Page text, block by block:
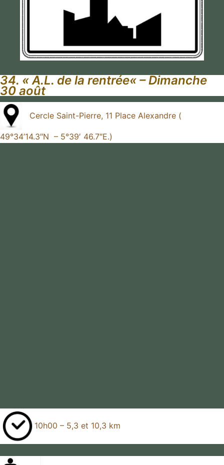
34. «A.L. de la rentrée« – Dimanche
30 août
Cercle Saint-Pierre, 11 Place Alexandre (
49°34’14.3″N – 5°39′ 46.7″E.)
10h00 – 5,3 et 10,3 km